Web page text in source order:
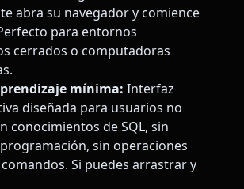
abra su navegador y comience
para entornos
cerrados o computadoras
mínima: Interfaz
diseñada para usuarios no
conocimientos de SQL, sin
sin operaciones
Si puedes arrastrar y